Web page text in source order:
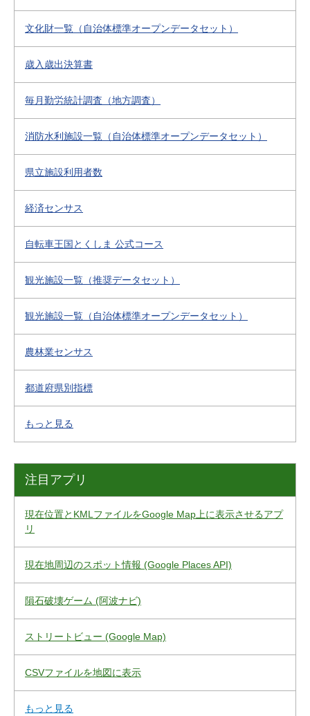
文化財一覧（自治体標準オープンデータセット）
歳入歳出決算書
毎月勤労統計調査（地方調査）
消防水利施設一覧（自治体標準オープンデータセット）
県立施設利用者数
経済センサス
自転車王国とくしま 公式コース
観光施設一覧（推奨データセット）
観光施設一覧（自治体標準オープンデータセット）
農林業センサス
都道府県別指標
もっと見る
注目アプリ
現在位置とKMLファイルをGoogle Map上に表示させるアプ
リ
現在地周辺のスポット情報 (Google Places API)
隕石破壊ゲーム (阿波ナビ)
ストリートビュー (Google Map)
CSVファイルを地図に表示
もっと見る